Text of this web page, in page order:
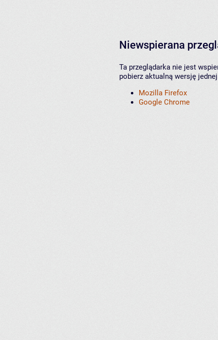
Niewspierana
Ta przeglądarka nie jest
pobierz aktualną wersję
Mozilla Firefox
Google Chrome